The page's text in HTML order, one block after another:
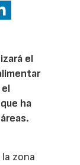
el
el
ha
zona